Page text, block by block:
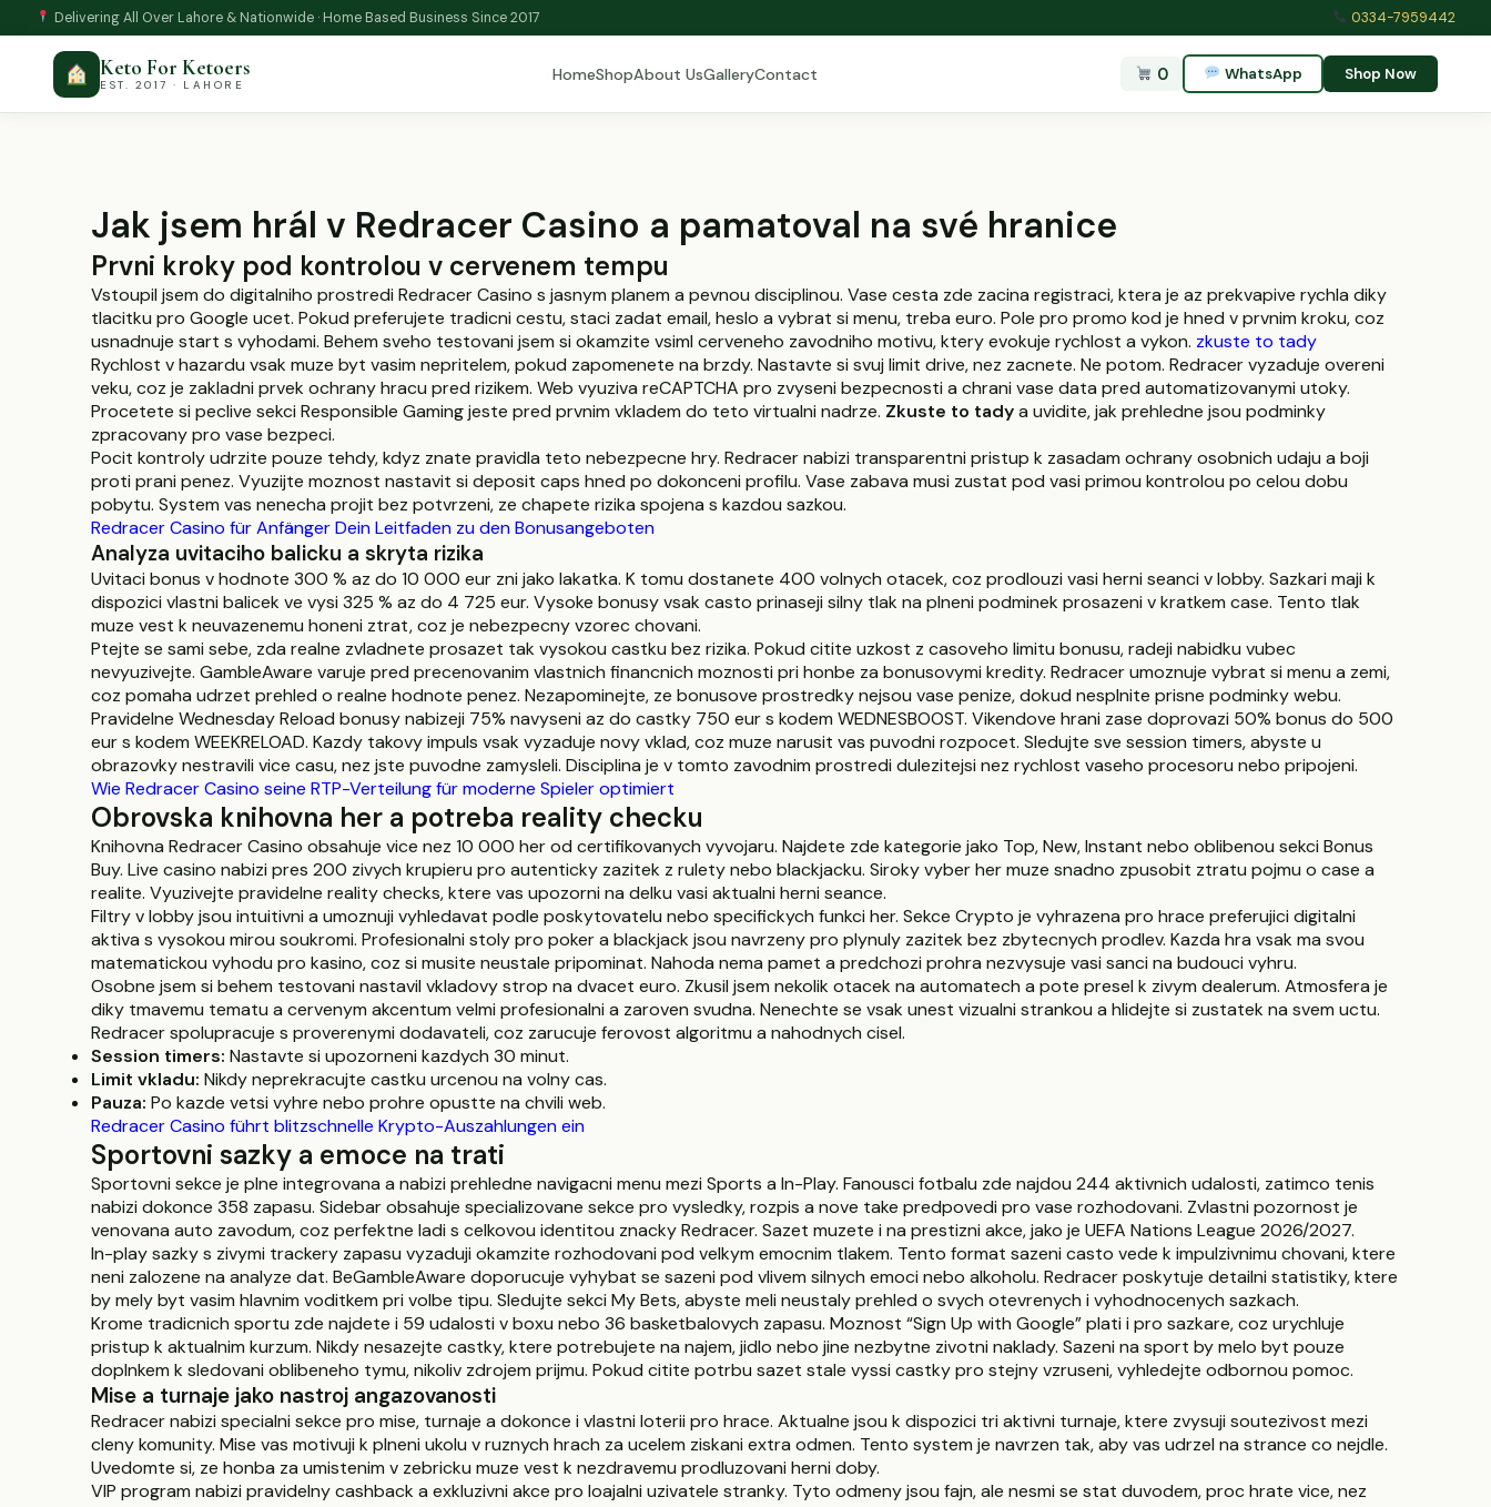
Delivering All Over Lahore & Nationwide · Home Based Business Since 2017 0334-7959442
Keto For Ketoers
EST. 2017 · LAHORE
HomeShopAbout UsGalleryContact 0 WhatsApp Shop Now
Jak jsem hrál v Redracer Casino a pamatoval na své hranice
Prvni kroky pod kontrolou v cervenem tempu
Vstoupil jsem do digitalniho prostredi Redracer Casino s jasnym planem a pevnou disciplinou. Vase cesta zde zacina registraci, ktera je az prekvapive rychla diky
tlacitku pro Google ucet. Pokud preferujete tradicni cestu, staci zadat email, heslo a vybrat si menu, treba euro. Pole pro promo kod je hned v prvnim kroku, coz
usnadnuje start s vyhodami. Behem sveho testovani jsem si okamzite vsiml cerveneho zavodniho motivu, ktery evokuje rychlost a vykon. zkuste to tady
Rychlost v hazardu vsak muze byt vasim nepritelem, pokud zapomenete na brzdy. Nastavte si svuj limit drive, nez zacnete. Ne potom. Redracer vyzaduje overeni
veku, coz je zakladni prvek ochrany hracu pred rizikem. Web vyuziva reCAPTCHA pro zvyseni bezpecnosti a chrani vase data pred automatizovanymi utoky.
Procetete si peclive sekci Responsible Gaming jeste pred prvnim vkladem do teto virtualni nadrze. Zkuste to tadya uvidite, jak prehledne jsou podminky
zpracovany pro vase bezpeci.
Pocit kontroly udrzite pouze tehdy, kdyz znate pravidla teto nebezpecne hry. Redracer nabizi transparentni pristup k zasadam ochrany osobnich udaju a boji
proti prani penez. Vyuzijte moznost nastavit si deposit caps hned po dokonceni profilu. Vase zabava musi zustat pod vasi primou kontrolou po celou dobu
pobytu. System vas nenecha projit bez potvrzeni, ze chapete rizika spojena s kazdou sazkou.
Redracer Casino für Anfänger Dein Leitfaden zu den Bonusangeboten
Analyza uvitaciho balicku a skryta rizika
Uvitaci bonus v hodnote 300 % az do 10 000 eur zni jako lakatka. K tomu dostanete 400 volnych otacek, coz prodlouzi vasi herni seanci v lobby. Sazkari maji k
dispozici vlastni balicek ve vysi 325 % az do 4 725 eur. Vysoke bonusy vsak casto prinaseji silny tlak na plneni podminek prosazeni v kratkem case. Tento tlak
muze vest k neuvazenemu honeni ztrat, coz je nebezpecny vzorec chovani.
Ptejte se sami sebe, zda realne zvladnete prosazet tak vysokou castku bez rizika. Pokud citite uzkost z casoveho limitu bonusu, radeji nabidku vubec
nevyuzivejte. GambleAware varuje pred precenovanim vlastnich financnich moznosti pri honbe za bonusovymi kredity. Redracer umoznuje vybrat si menu a zemi,
coz pomaha udrzet prehled o realne hodnote penez. Nezapominejte, ze bonusove prostredky nejsou vase penize, dokud nesplnite prisne podminky webu.
Pravidelne Wednesday Reload bonusy nabizeji 75% navyseni az do castky 750 eur s kodem WEDNESBOOST. Vikendove hrani zase doprovazi 50% bonus do 500
eur s kodem WEEKRELOAD. Kazdy takovy impuls vsak vyzaduje novy vklad, coz muze narusit vas puvodni rozpocet. Sledujte sve session timers, abyste u
obrazovky nestravili vice casu, nez jste puvodne zamysleli. Disciplina je v tomto zavodnim prostredi dulezitejsi nez rychlost vaseho procesoru nebo pripojeni.
Wie Redracer Casino seine RTP-Verteilung für moderne Spieler optimiert
Obrovska knihovna her a potreba reality checku
Knihovna Redracer Casino obsahuje vice nez 10 000 her od certifikovanych vyvojaru. Najdete zde kategorie jako Top, New, Instant nebo oblibenou sekci Bonus
Buy. Live casino nabizi pres 200 zivych krupieru pro autenticky zazitek z rulety nebo blackjacku. Siroky vyber her muze snadno zpusobit ztratu pojmu o case a
realite. Vyuzivejte pravidelne reality checks, ktere vas upozorni na delku vasi aktualni herni seance.
Filtry v lobby jsou intuitivni a umoznuji vyhledavat podle poskytovatelu nebo specifickych funkci her. Sekce Crypto je vyhrazena pro hrace preferujici digitalni
aktiva s vysokou mirou soukromi. Profesionalni stoly pro poker a blackjack jsou navrzeny pro plynuly zazitek bez zbytecnych prodlev. Kazda hra vsak ma svou
matematickou vyhodu pro kasino, coz si musite neustale pripominat. Nahoda nema pamet a predchozi prohra nezvysuje vasi sanci na budouci vyhru.
Osobne jsem si behem testovani nastavil vkladovy strop na dvacet euro. Zkusil jsem nekolik otacek na automatech a pote presel k zivym dealerum. Atmosfera je
diky tmavemu tematu a cervenym akcentum velmi profesionalni a zaroven svudna. Nenechte se vsak unest vizualni strankou a hlidejte si zustatek na svem uctu.
Redracer spolupracuje s proverenymi dodavateli, coz zarucuje ferovost algoritmu a nahodnych cisel.
Session timers: Nastavte si upozorneni kazdych 30 minut.
Limit vkladu: Nikdy neprekracujte castku urcenou na volny cas.
Pauza: Po kazde vetsi vyhre nebo prohre opustte na chvili web.
Redracer Casino führt blitzschnelle Krypto-Auszahlungen ein
Sportovni sazky a emoce na trati
Sportovni sekce je plne integrovana a nabizi prehledne navigacni menu mezi Sports a In-Play. Fanousci fotbalu zde najdou 244 aktivnich udalosti, zatimco tenis
nabizi dokonce 358 zapasu. Sidebar obsahuje specializovane sekce pro vysledky, rozpis a nove take predpovedi pro vase rozhodovani. Zvlastni pozornost je
venovana auto zavodum, coz perfektne ladi s celkovou identitou znacky Redracer. Sazet muzete i na prestizni akce, jako je UEFA Nations League 2026/2027.
In-play sazky s zivymi trackery zapasu vyzaduji okamzite rozhodovani pod velkym emocnim tlakem. Tento format sazeni casto vede k impulzivnimu chovani, ktere
neni zalozene na analyze dat. BeGambleAware doporucuje vyhybat se sazeni pod vlivem silnych emoci nebo alkoholu. Redracer poskytuje detailni statistiky, ktere
by mely byt vasim hlavnim voditkem pri volbe tipu. Sledujte sekci My Bets, abyste meli neustaly prehled o svych otevrenych i vyhodnocenych sazkach.
Krome tradicnich sportu zde najdete i 59 udalosti v boxu nebo 36 basketbalovych zapasu. Moznost “Sign Up with Google” plati i pro sazkare, coz urychluje
pristup k aktualnim kurzum. Nikdy nesazejte castky, ktere potrebujete na najem, jidlo nebo jine nezbytne zivotni naklady. Sazeni na sport by melo byt pouze
doplnkem k sledovani oblibeneho tymu, nikoliv zdrojem prijmu. Pokud citite potrbu sazet stale vyssi castky pro stejny vzruseni, vyhledejte odbornou pomoc.
Mise a turnaje jako nastroj angazovanosti
Redracer nabizi specialni sekce pro mise, turnaje a dokonce i vlastni loterii pro hrace. Aktualne jsou k dispozici tri aktivni turnaje, ktere zvysuji soutezivost mezi
cleny komunity. Mise vas motivuji k plneni ukolu v ruznych hrach za ucelem ziskani extra odmen. Tento system je navrzen tak, aby vas udrzel na strance co nejdle.
Uvedomte si, ze honba za umistenim v zebricku muze vest k nezdravemu prodluzovani herni doby.
VIP program nabizi pravidelny cashback a exkluzivni akce pro loajalni uzivatele stranky. Tyto odmeny jsou fajn, ale nesmi se stat duvodem, proc hrate vice, nez